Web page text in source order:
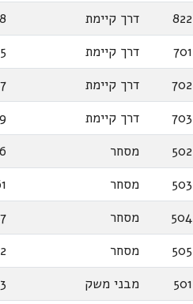
822
דרך קיימת
701
דרך קיימת
702
דרך קיימת
703
דרך קיימת
502
מסחר
503
מסחר
504
מסחר
505
מסחר
501
מבני משק